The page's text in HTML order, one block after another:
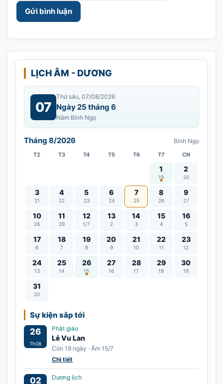
LỊCH ÂM - DƯƠNG
07
Thứ sáu, 07/08/2026
Ngày 25 tháng 6
Năm Bính Ngọ
Tháng 8/2026 Bính Ngọ
T2 T3 T4 T5 T6 T7 CN
1
19
Vía Quán Thế Âm
2
20
3
21
4
22
5
23
6
24
7
25
8
26
9
27
10
28
11
29
12
1/7
13
2
14
3
15
4
16
5
17
6
18
7
19
8
20
9
21
10
22
11
23
12
24
13
25
14
26
15
Lễ Vu Lan 27
16
28
17
29
18
30
19
31
20
Sự kiện sắp tới
26
Th08
Phật giáo
Lễ Vu Lan
Còn 19 ngày · Âm 15/7
Chi tiết
02 Dương lịch